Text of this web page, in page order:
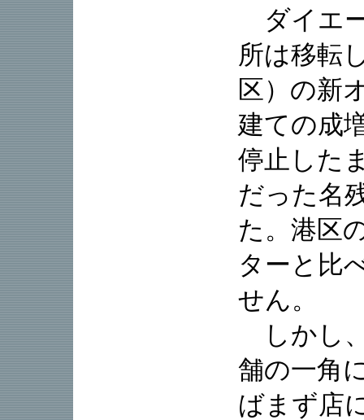
ダイエ
所は移転
区）の新
建ての成
停止した
だった名
た。港区
ターと比
せん。
しかし
舗の一角
ばまず店